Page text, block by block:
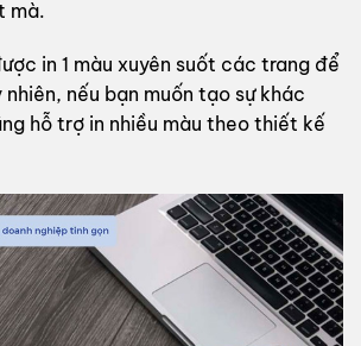
mà.
in 1 màu xuyên suốt các trang để
nếu bạn muốn tạo sự khác
hỗ trợ in nhiều màu theo thiết kế